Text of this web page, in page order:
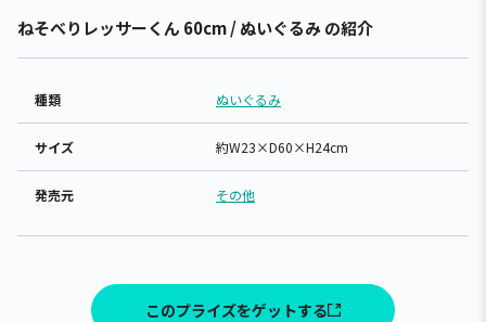
ねそべりレッサーくん 60cm / ぬいぐるみ の紹介
種類 ぬいぐるみ
サイズ 約W23×D60×H24cm
発売元 その他
このプライズをゲットする